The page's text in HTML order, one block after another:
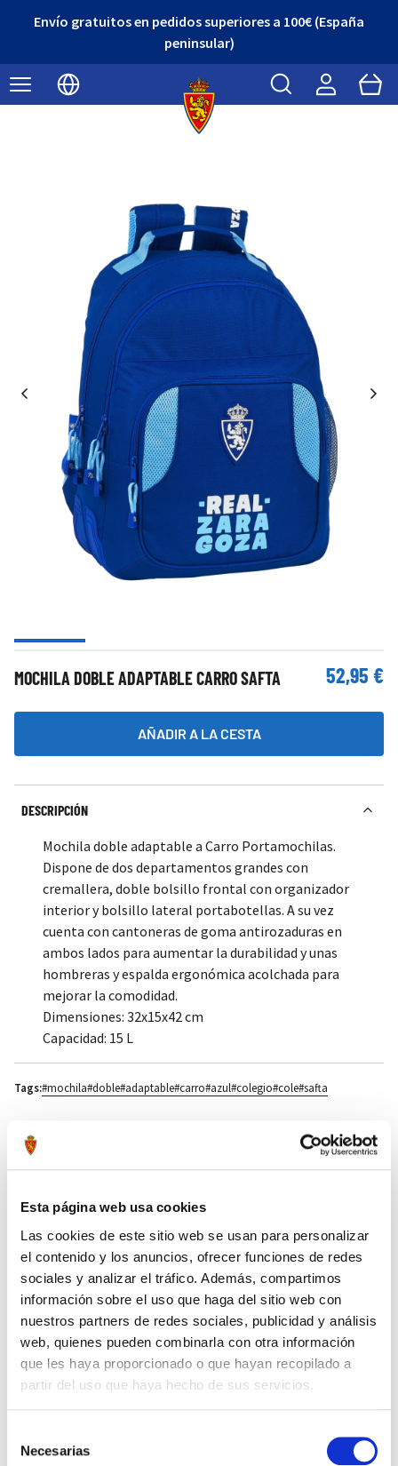
Esta página web usa cookies
Las cookies de este sitio web se usan para personalizar
el contenido y los anuncios, ofrecer funciones de redes
sociales y analizar el tráfico. Además, compartimos
información sobre el uso que haga del sitio web con
nuestros partners de redes sociales, publicidad y análisis
web, quienes pueden combinarla con otra información
que les haya proporcionado o que hayan recopilado a
partir del uso que haya hecho de sus servicios.
Necesarias
Envío gratuitos en pedidos superiores a 100€ (España
peninsular)
Seleccionar idioma
Buscar Cart
MOCHILA DOBLE ADAPTABLE CARRO SAFTA 52,95 €
AÑADIR A LA CESTA
DESCRIPCIÓN
Mochila doble adaptable a Carro Portamochilas.
Dispone de dos departamentos grandes con
cremallera, doble bolsillo frontal con organizador
interior y bolsillo lateral portabotellas. A su vez
cuenta con cantoneras de goma antirozaduras en
ambos lados para aumentar la durabilidad y unas
hombreras y espalda ergonómica acolchada para
mejorar la comodidad.
Dimensiones: 32x15x42 cm
Capacidad: 15 L
Tags:#mochila#doble#adaptable#carro#azul#colegio#cole#safta
Press to skip carousel
PRODUCTOS RELACIONADOS